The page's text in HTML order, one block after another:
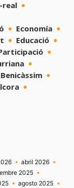
real
Economía
Educació
Benicàssim
abril 2026
2025
agosto 2025